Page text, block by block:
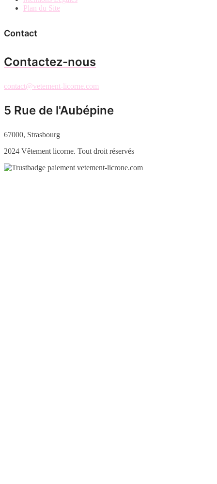
Plan du Site
Contact
Contactez-nous
contact@vetement-licorne.com
5 Rue de l'Aubépine
67000, Strasbourg
2024 Vêtement licorne. Tout droit réservés